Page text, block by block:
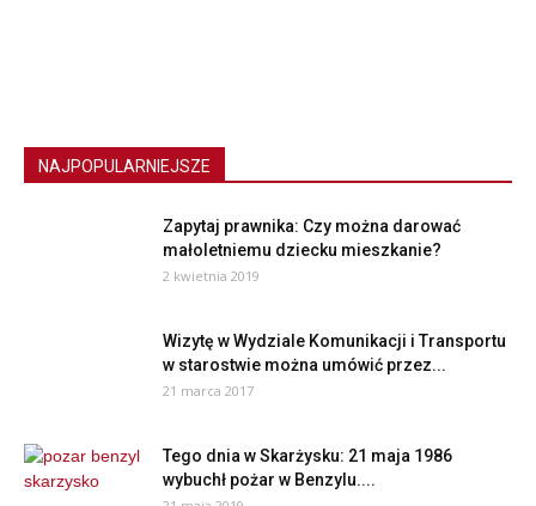
NAJPOPULARNIEJSZE
Zapytaj prawnika: Czy można darować
małoletniemu dziecku mieszkanie?
2 kwietnia 2019
Wizytę w Wydziale Komunikacji i Transportu
w starostwie można umówić przez...
21 marca 2017
Tego dnia w Skarżysku: 21 maja 1986
wybuchł pożar w Benzylu....